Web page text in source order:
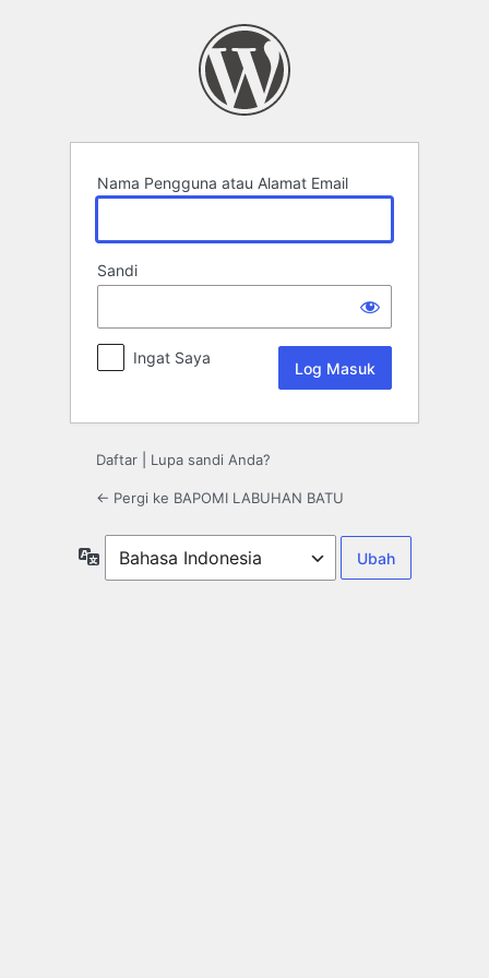
Nama Pengguna atau Alamat Email
Sandi
Ingat Saya
Daftar Lupa sandi Anda?
← Pergi ke BAPOMI LABUHAN BATU
Bahasa